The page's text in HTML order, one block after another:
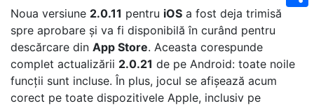
Noua versiune 2.0.11 pentru iOS a fost deja trimisă
spre aprobare și va fi disponibilă în curând pentru
descărcare din App Store. Aceasta corespunde
complet actualizării 2.0.21 de pe Android: toate noile
funcții sunt incluse. În plus, jocul se afișează acum
corect pe toate dispozitivele Apple, inclusiv pe